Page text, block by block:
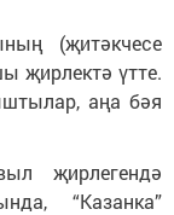
(җитәкчесе
җирлектә үтте.
аңа бәя
җирлегендә
“Казанка”